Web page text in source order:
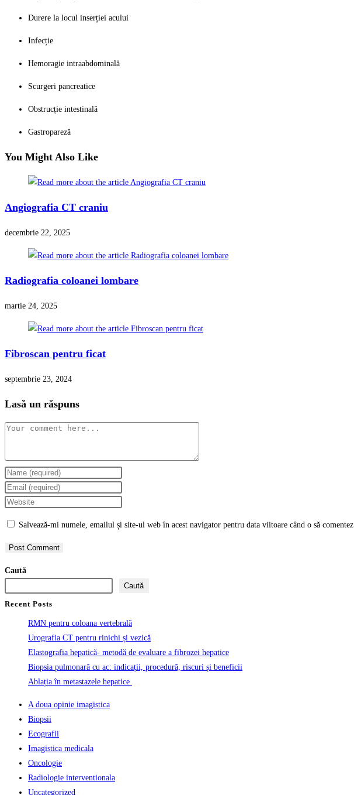
Durere la locul inserției acului
Infecție
Hemoragie intraabdominală
Scurgeri pancreatice
Obstrucție intestinală
Gastropareză
You Might Also Like
Angiografia CT craniu
decembrie 22, 2025
Radiografia coloanei lombare
martie 24, 2025
Fibroscan pentru ficat
septembrie 23, 2024
Lasă un răspuns
Comment
Enter
your
name
to
Enter
your
to
Enter
URL
Salvează-mi numele, emailul și site-ul web în acest navigator pentru data viitoare când o să comentez.
Caută
Caută
Recent Posts
RMN pentru coloana vertebrală
Urografia CT pentru rinichi și vezică
Elastografia hepatică- metodă de evaluare a fibrozei hepatice
Biopsia pulmonară cu ac: indicații, procedură, riscuri și beneficii
Ablația în metastazele hepatice
A doua opinie imagistica
Biopsii
Ecografii
Imagistica medicala
Oncologie
Radiologie interventionala
Uncategorized